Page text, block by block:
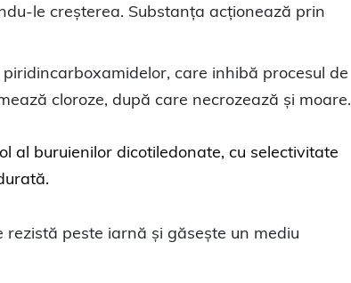
le creșterea. Substanța acționează prin
care inhibă procesul de
cloroze, după care necrozează și moare.
al buruienilor dicotiledonate, cu selectivitate
rezistă peste iarnă și găsește un mediu